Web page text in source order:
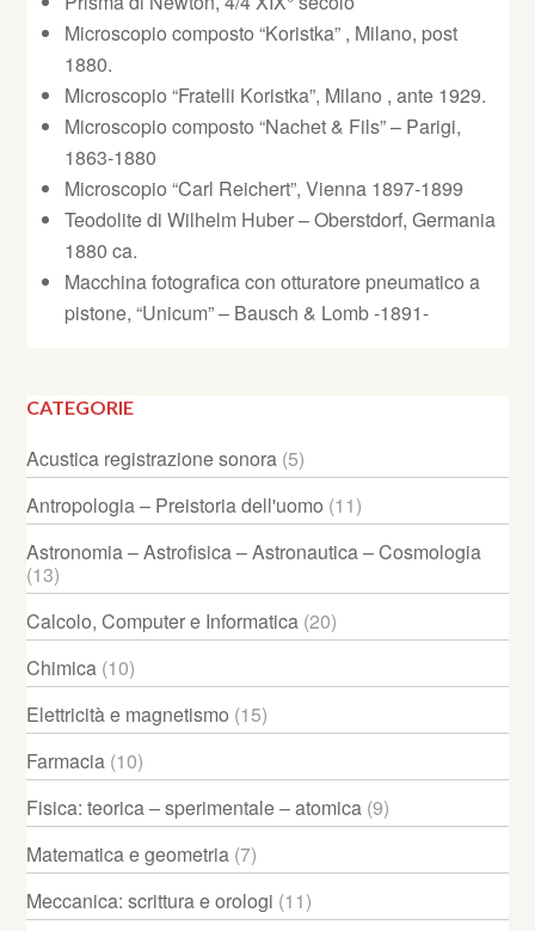
Microscopio composto “Koristka” , Milano, post
1880.
Microscopio “Fratelli Koristka”, Milano , ante 1929.
Microscopio composto “Nachet & Fils” – Parigi,
1863-1880
Microscopio “Carl Reichert”, Vienna 1897-1899
Teodolite di Wilhelm Huber – Oberstdorf, Germania
1880 ca.
Macchina fotografica con otturatore pneumatico a
pistone, “Unicum” – Bausch & Lomb -1891-
CATEGORIE
Acustica registrazione sonora (5)
Antropologia – Preistoria dell'uomo (11)
Astronomia – Astrofisica – Astronautica – Cosmologia
(13)
Calcolo, Computer e Informatica (20)
Chimica (10)
Elettricità e magnetismo (15)
Farmacia (10)
Fisica: teorica – sperimentale – atomica (9)
Matematica e geometria (7)
Meccanica: scrittura e orologi (11)